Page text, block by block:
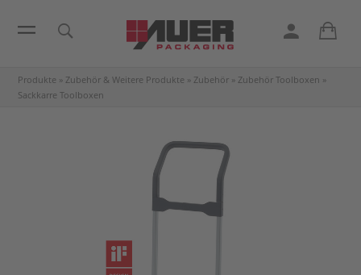
Produkte » Zubehör & Weitere Produkte » Zubehör » Zubehör Toolboxen »
Sackkarre Toolboxen